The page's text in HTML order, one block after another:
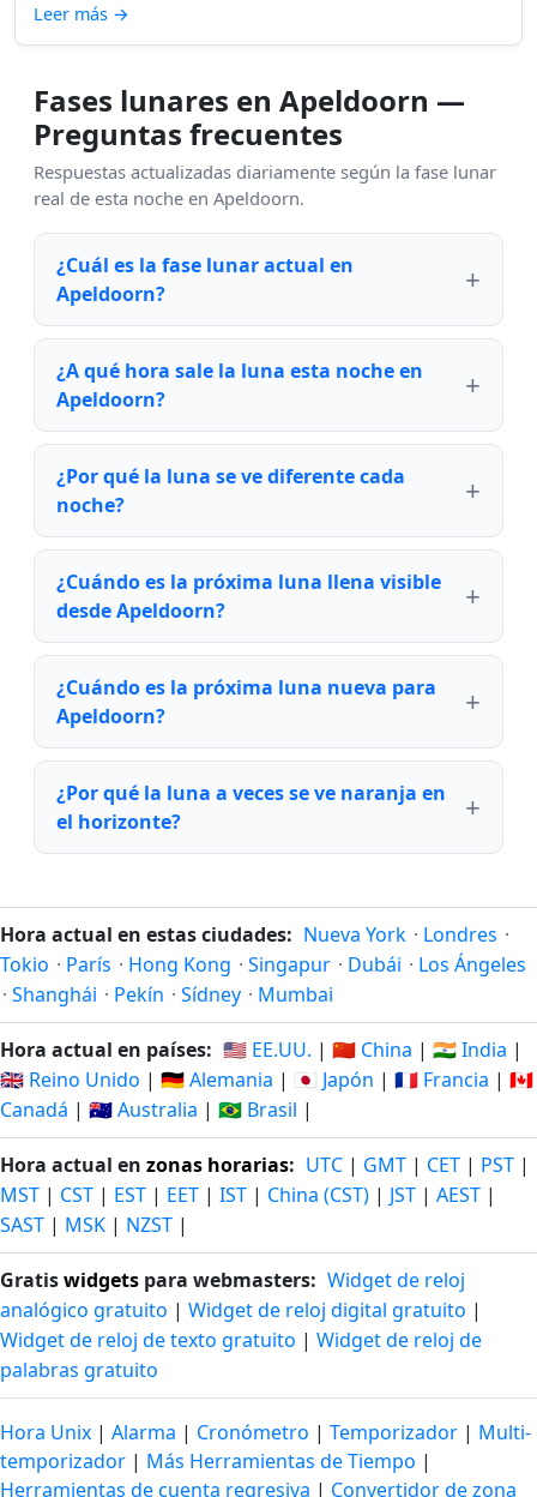
Leer más →
Fases lunares en Apeldoorn —
Preguntas frecuentes
Respuestas actualizadas diariamente según la fase lunar
real de esta noche en Apeldoorn.
¿Cuál es la fase lunar actual en
Apeldoorn?
¿A qué hora sale la luna esta noche en
Apeldoorn?
¿Por qué la luna se ve diferente cada
noche?
¿Cuándo es la próxima luna llena visible
desde Apeldoorn?
¿Cuándo es la próxima luna nueva para
Apeldoorn?
¿Por qué la luna a veces se ve naranja en
el horizonte?
Hora actual en estas ciudades: Nueva York · Londres ·
Tokio · París · Hong Kong · Singapur · Dubái · Los Ángeles
· Shanghái · Pekín · Sídney · Mumbai
Hora actual en países: 🇺🇸 EE.UU. | 🇨🇳 China | 🇮🇳 India |
🇬🇧 Reino Unido | 🇩🇪 Alemania | 🇯🇵 Japón | 🇫🇷 Francia | 🇨🇦
Canadá | 🇦🇺 Australia | 🇧🇷 Brasil |
Hora actual en zonas horarias: UTC | GMT | CET | PST |
MST | CST | EST | EET | IST | China (CST) | JST | AEST |
SAST | MSK | NZST |
Gratiswidgets para webmasters: Widget de reloj
analógico gratuito | Widget de reloj digital gratuito |
Widget de reloj de texto gratuito | Widget de reloj de
palabras gratuito
Hora Unix | Alarma | Cronómetro | Temporizador | Multi-
temporizador | Más Herramientas de Tiempo |
Herramientas de cuenta regresiva | Convertidor de zona